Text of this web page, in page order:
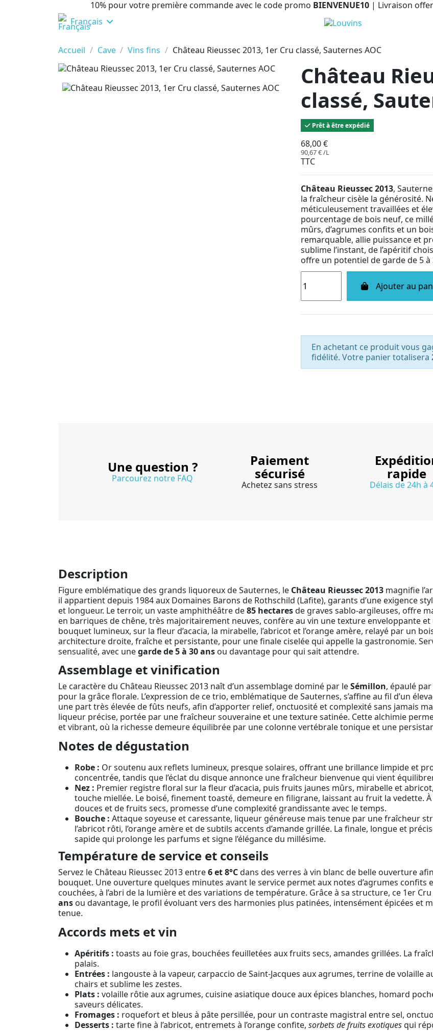
10% pour votre première commande avec le code promo BIENVENUE10 | Livraison
Français
Accueil
Cave Vins fins Château Rieussec 2013, 1er Cru classé, Sauternes AOC
Château
classé,
Prêt à être expédié
68,00 €
90,67 € /L
TTC
Château Rieussec 2013,
la fraîcheur cisèle la générosité.
méticuleusement travaillées et
pourcentage de bois neuf, ce
mûrs, d’agrumes confits et un
remarquable, allie puissance et
sublime l’instant, de l’apéritif
offre un potentiel de garde de 5 à
Ajouter au
En achetant ce produit vous
fidélité. Votre panier totalisera
Une question ?
Parcourez notre FAQ
Paiement
sécurisé
Achetez sans stress
rapide
Délais de 24h à
Description
Figure emblématique des grands liquoreux de Sauternes, le Château Rieussec 2013 magnifie
il appartient depuis 1984 aux Domaines Barons de Rothschild (Lafite), garants d’une exigence
et longueur. Le terroir, un vaste amphithéâtre de85 hectaresde graves sablo-argileuses, offre
en barriques de chêne, très majoritairement neuves, confère au vin une texture enveloppante
bouquet lumineux, sur la fleur d’acacia, la mirabelle, l’abricot et l’orange amère, relayé par un
architecture droite, fraîche et persistante, pour une finale ciselée qui appelle la gastronomie.
sensualité, avec unegarde de 5 à 30 ans ou davantage pour qui sait attendre.
Assemblage et vinification
Le caractère du Château Rieussec 2013 naît d’un assemblage dominé par leSémillon, épaulé
pour la grâce florale. L’expression de ce trio, emblématique de Sauternes, s’affine au fil d’un
une part très élevée de fûts neufs, afin d’apporter relief, onctuosité et complexité sans jamais
liqueur précise, portée par une fraîcheur souveraine et une texture satinée. Cette alchimie
et vibrant, où la richesse demeure équilibrée par une colonne vertébrale tonique et une
Notes de dégustation
Robe : Or soutenu aux reflets lumineux, presque solaires, offrant une brillance limpide et
concentrée, tandis que l’éclat du disque annonce une fraîcheur bienvenue qui vient
Nez : Premier registre floral sur la fleur d’acacia, puis fruits jaunes mûrs, mirabelle et
touche miellée. Le boisé, finement toasté, demeure en filigrane, laissant au fruit la vedette. À
douces et de fruits secs, promesse d’une complexité grandissante avec le temps.
Bouche : Attaque soyeuse et caressante, liqueur généreuse mais tenue par une fraîcheur
l’abricot rôti, l’orange amère et de subtils accents d’amande grillée. La finale, longue et
sapide qui prolonge les parfums et signe l’élégance du millésime.
Température de service et conseils
Servez le Château Rieussec 2013 entre6 et 8°Cdans des verres à vin blanc de belle ouverture
bouquet. Une ouverture quelques minutes avant le service permet aux notes d’agrumes confits
couchées, à l’abri de la lumière et des variations de température. Grâce à sa structure, ce 1er
ans ou davantage, le profil évoluant vers des harmonies plus patinées, intensément épicées et
tenue.
Accords mets et vin
Apéritifs : toasts au foie gras, bouchées feuilletées aux fruits secs, amandes grillées. La
palais.
Entrées : langouste à la vapeur, carpaccio de Saint-Jacques aux agrumes, terrine de volaille
chairs et sublime les zestes.
Plats : volaille rôtie aux agrumes, cuisine asiatique douce aux épices blanches, homard
saveurs délicates.
Fromages : roquefort et bleus à pâte persillée, pour un contraste magistral entre sel,
Desserts : tarte fine à l’abricot, entremets à l’orange confite, sorbets de fruits exotiquesqui